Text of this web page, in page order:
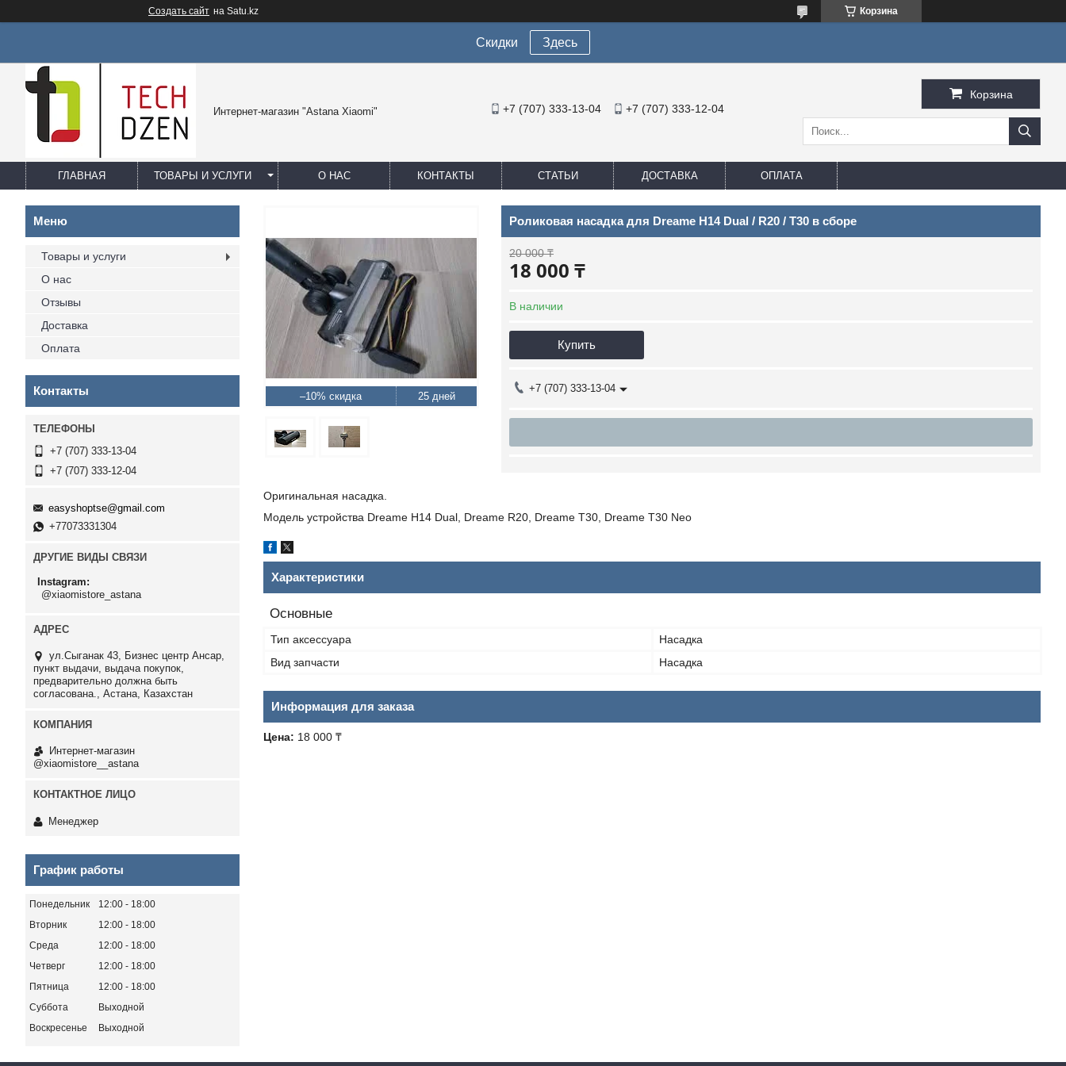
Создать сайт на Satu.kz Корзина
Скидки Здесь
Интернет-магазин "Astana Xiaomi" +7 (707) 333-13-04 +7 (707) 333-12-04
Корзина
ГЛАВНАЯ ТОВАРЫ И УСЛУГИ О НАС КОНТАКТЫ СТАТЬИ ДОСТАВКА ОПЛАТА
–10% 25 дней
Роликовая насадка для Dreame H14 Dual / R20 / T30 в сборе
20 000 ₸
18 000 ₸
В наличии
Купить
+7 (707) 333-13-04
Оригинальная насадка.
Модель устройства Dreame H14 Dual, Dreame R20, Dreame T30, Dreame T30 Neo
Характеристики
Основные
Тип аксессуара
Насадка
Вид запчасти
Насадка
Информация для заказа
Цена: 18 000 ₸
Товары и услуги
О нас
Отзывы
Доставка
Оплата
Контакты
+7 (707) 333-13-04
+7 (707) 333-12-04
easyshoptse@gmail.com
+77073331304
ДРУГИЕ ВИДЫ СВЯЗИ
Instagram
@xiaomistore_astana
ул.Сыганак 43, Бизнес центр Ансар,
пункт выдачи, выдача покупок,
предварительно должна быть
согласована., Астана, Казахстан
Интернет-магазин
@xiaomistore__astana
Менеджер
График работы
Понедельник 12:00
18:00
Вторник
12:00
18:00
Среда
12:00
18:00
Четверг
12:00
18:00
Пятница
12:00
18:00
Суббота
Выходной
Воскресенье
Выходной